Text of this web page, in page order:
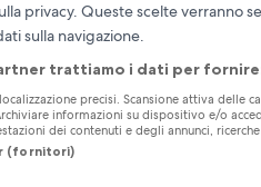
Accumula vantaggi
soggiorno
privacy. Queste scelte verranno
sulla navigazione.
trattiamo i dati per
precisi. Scansione attiva delle
informazioni su dispositivo e/o
dei contenuti e degli annunci,
(fornitori)